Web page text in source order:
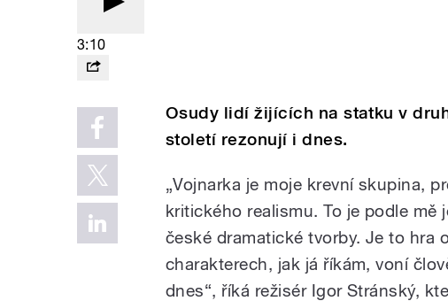
3:10
Osudy lidí žijících na statku v
století rezonují i dnes.
„Vojnarka je moje krevní skupina,
kritického realismu. To je podle
české dramatické tvorby. Je to hra
charakterech, jak já říkám, voní
dnes“, říká režisér Igor Stránský,